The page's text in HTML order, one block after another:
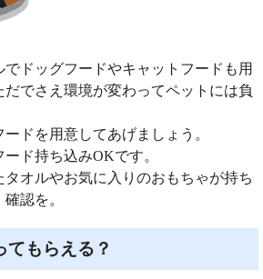
ドッグフードやキャットフードも用
でさえ環境が変わってペットには負
ドを用意してあげましょう。
ド持ち込みOKです。
オルやお気に入りのおもちゃが持ち
認を。
てもらえる？